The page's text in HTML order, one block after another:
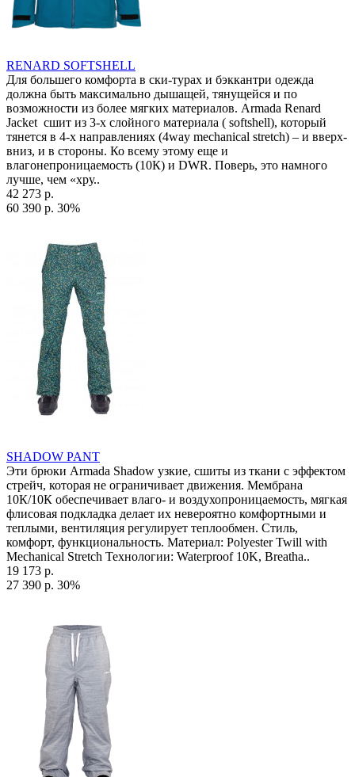
RENARD SOFTSHELL
Для большего комфорта в ски-турах и бэккантри одежда
должна быть максимально дышащей, тянущейся и по
возможности из более мягких материалов. Armada Renard
Jacket сшит из 3-х слойного материала ( softshell), который
тянется в 4-х направлениях (4way mechanical stretch) – и вверх-
вниз, и в стороны. Ко всему этому еще и
влагонепроницаемость (10К) и DWR. Поверь, это намного
лучше, чем «хру..
42 273 р.
60 390 р. 30%
SHADOW PANT
Эти брюки Armada Shadow узкие, сшиты из ткани с эффектом
стрейч, которая не ограничивает движения. Мембрана
10К/10К обеспечивает влаго- и воздухопроницаемость, мягкая
флисовая подкладка делает их невероятно комфортными и
теплыми, вентиляция регулирует теплообмен. Стиль,
комфорт, функциональность. Материал: Polyester Twill with
Mechanical Stretch Технологии: Waterproof 10K, Breatha..
19 173 р.
27 390 р. 30%